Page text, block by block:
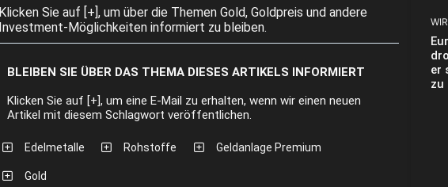
Klicken Sie auf [+], um über die Themen Gold, Goldpreis und andere
Investment-Möglichkeiten informiert zu bleiben.
BLEIBEN SIE ÜBER DAS THEMA DIESES ARTIKELS INFORMIERT
Klicken Sie auf [+], um eine E-Mail zu erhalten, wenn wir einen neuen
Artikel mit diesem Schlagwort veröffentlichen.
Edelmetalle Rohstoffe Geldanlage Premium
Gold
er
zu